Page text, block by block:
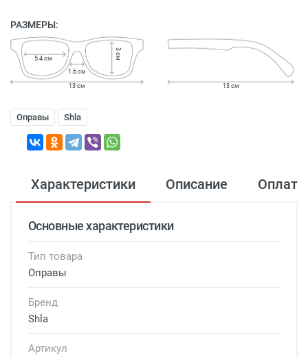
РАЗМЕРЫ:
1.6 см
5.4 см 3 см
13 см 13 см
Оправы Shla
Характеристики Описание Оплата
Основные характеристики
Тип товара
Оправы
Бренд
Shla
Артикул